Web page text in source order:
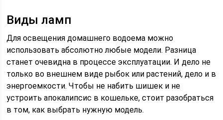
Виды ламп
Для освещения домашнего водоема можно
использовать абсолютно любые модели. Разница
станет очевидна в процессе эксплуатации. И дело не
только во внешнем виде рыбок или растений, дело и в
энергоемкости. Чтобы не набить шишек и не
устроить апокалипсис в кошельке, стоит разобраться
в том, как выбрать нужную модель.